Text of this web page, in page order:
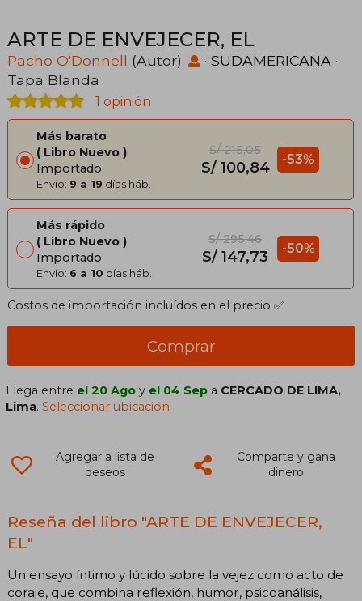
ARTE DE ENVEJECER, EL
Pacho O'Donnell (Autor) · SUDAMERICANA ·
Tapa Blanda
1 opinión
Más barato
Libro Nuevo
Importado
Envío: 9 a 19 días háb.
S/ 215,05
S/ 100,84 -53%
Más rápido
Libro Nuevo
Importado
Envío: 6 a 10 días háb.
S/ 295,46
S/ 147,73 -50%
Costos de importación incluídos en el precio ✅
Comprar
Llega entre el 20 Ago y el 04 Sep a CERCADO DE LIMA,
Lima.Seleccionar ubicación
Agregar a lista de
deseos
Comparte y gana
dinero
Reseña del libro "ARTE DE ENVEJECER,
EL"
Un ensayo íntimo y lúcido sobre la vejez como acto de
coraje, que combina reflexión, humor, psicoanálisis,